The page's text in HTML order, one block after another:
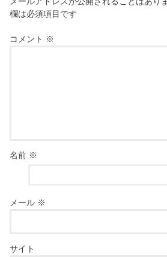
欄は必須項目です
コメント ※
名前 ※
メール ※
サイト